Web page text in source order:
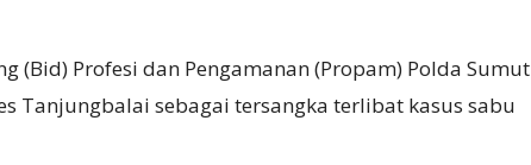
(Bid) Profesi dan Pengamanan (Propam) Polda Sumut
Tanjungbalai sebagai tersangka terlibat kasus sabu